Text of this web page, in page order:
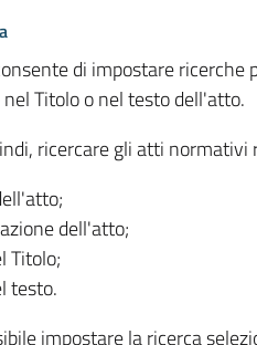
di impostare ricerche
Titolo o nel testo dell'atto.
ricercare gli atti
dell'atto;
Titolo;
testo.
impostare la ricerca